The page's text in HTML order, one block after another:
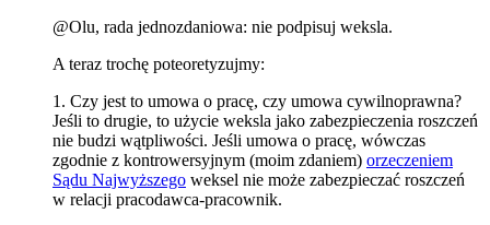
@Olu, rada jednozdaniowa: nie podpisuj weksla.
A teraz trochę poteoretyzujmy:
1. Czy jest to umowa o pracę, czy umowa cywilnoprawna?
Jeśli to drugie, to użycie weksla jako zabezpieczenia roszczeń
nie budzi wątpliwości. Jeśli umowa o pracę, wówczas
zgodnie z kontrowersyjnym (moim zdaniem) orzeczeniem
Sądu Najwyższego weksel nie może zabezpieczać roszczeń
w relacji pracodawca-pracownik.